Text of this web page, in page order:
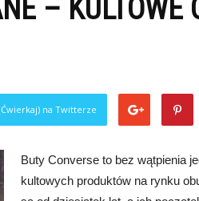
– KULTOWE
na Twitterze
Buty Converse to bez wątpienia
kultowych produktów na rynku